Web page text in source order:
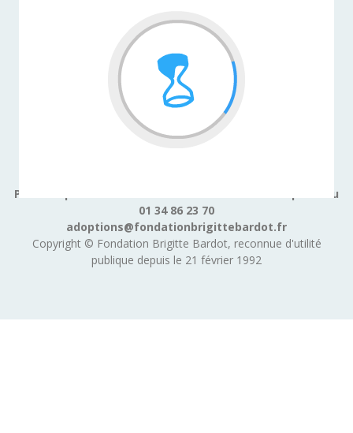
Pour adopter un animal contactez le service adoption au
01 34 86 23 70
adoptions@fondationbrigittebardot.fr
Copyright © Fondation Brigitte Bardot, reconnue d'utilité
publique depuis le 21 février 1992